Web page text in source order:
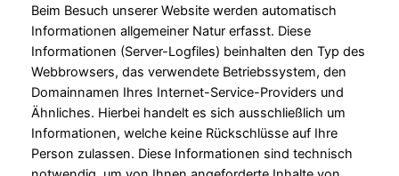
Beim Besuch unserer Website werden automatisch
Informationen allgemeiner Natur erfasst. Diese
Informationen (Server-Logfiles) beinhalten den Typ des
Webbrowsers, das verwendete Betriebssystem, den
Domainnamen Ihres Internet-Service-Providers und
Ähnliches. Hierbei handelt es sich ausschließlich um
Informationen, welche keine Rückschlüsse auf Ihre
Person zulassen. Diese Informationen sind technisch